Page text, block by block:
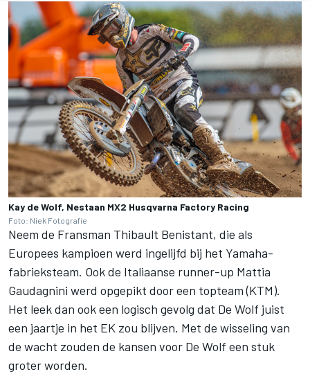
Kay de Wolf, Nestaan MX2 Husqvarna Factory Racing
Foto: Niek Fotografie
Neem de Fransman Thibault Benistant, die als
Europees kampioen werd ingelijfd bij het Yamaha-
fabrieksteam. Ook de Italiaanse runner-up Mattia
Gaudagnini werd opgepikt door een topteam (KTM).
Het leek dan ook een logisch gevolg dat De Wolf juist
een jaartje in het EK zou blijven. Met de wisseling van
de wacht zouden de kansen voor De Wolf een stuk
groter worden.